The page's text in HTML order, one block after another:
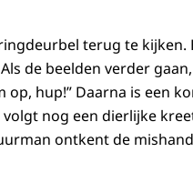
terug te kijken.
de beelden verder
hup!” Daarna is een
nog een dierlijke
ontkent de